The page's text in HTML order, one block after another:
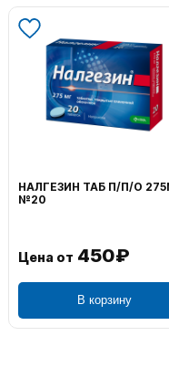
НАЛГЕЗИН ТАБ П/П/О
№20
Цена от 450₽
В корзину